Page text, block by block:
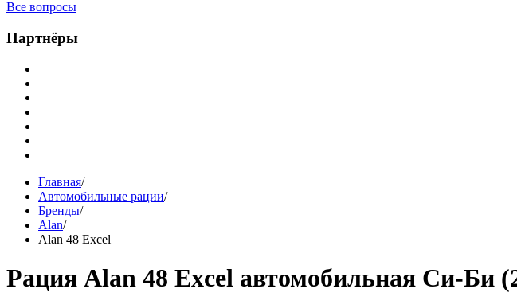
Все вопросы
Партнёры
Главная/
Автомобильные рации/
Бренды/
Alan/
Alan 48 Excel
Рация Alan 48 Excel автомобильная Си-Би